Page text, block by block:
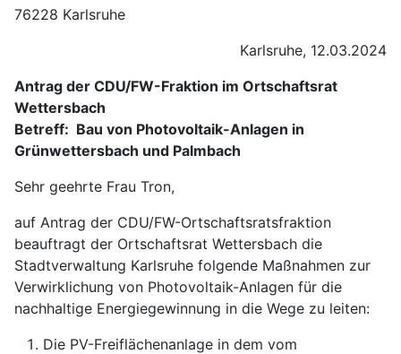
76228 Karlsruhe
Karlsruhe, 12.03.2024
Antrag der CDU/FW-Fraktion im Ortschaftsrat
Wettersbach
Betreff: Bau von Photovoltaik-Anlagen in
Grünwettersbach und Palmbach
Sehr geehrte Frau Tron,
auf Antrag der CDU/FW-Ortschaftsratsfraktion
beauftragt der Ortschaftsrat Wettersbach die
Stadtverwaltung Karlsruhe folgende Maßnahmen zur
Verwirklichung von Photovoltaik-Anlagen für die
nachhaltige Energiegewinnung in die Wege zu leiten:
Die PV-Freiflächenanlage in dem vom